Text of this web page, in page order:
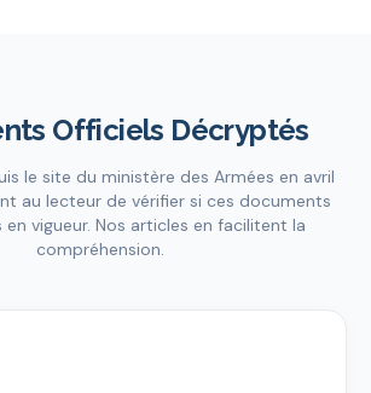
Officiels Décryptés
le site du ministère des Armées en avril
au lecteur de vérifier si ces documents
vigueur. Nos articles en facilitent la
compréhension.